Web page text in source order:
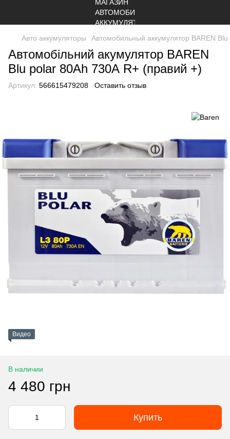
Авто аккумуляторы Автомобильный аккумулятор BAREN
Автомобільний акумулятор BAREN
Blu polar 80Аh 730А R+ (правий +)
Артикул: 566615479208 Оставить отзыв
Видео
В наличии
4 480 грн
Купить